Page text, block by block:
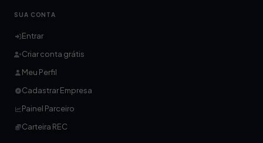
SUA CONTA
Entrar
Criar conta grátis
Meu Perfil
Cadastrar Empresa
Painel Parceiro
Carteira REC